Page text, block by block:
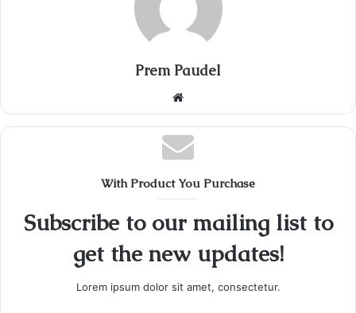
Prem Paudel
Website
With Product You Purchase
Subscribe to our mailing list to
get the new updates!
Lorem ipsum dolor sit amet, consectetur.